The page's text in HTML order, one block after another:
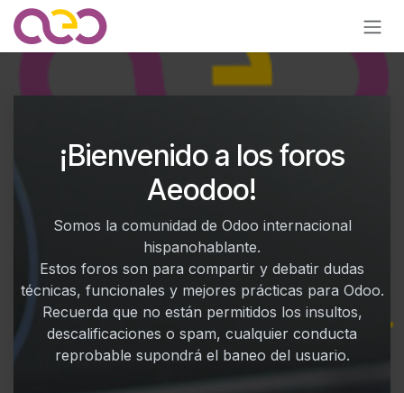
Ir al contenido
¡Bienvenido a los foros
Aeodoo!
Somos la comunidad de Odoo internacional
hispanohablante.
Estos foros son para compartir y debatir dudas
técnicas, funcionales y mejores prácticas para Odoo.
Recuerda que no están permitidos los insultos,
descalificaciones o spam, cualquier conducta
reprobable supondrá el baneo del usuario.